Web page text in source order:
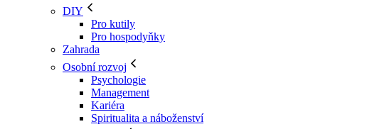
DIY
Pro kutily
Pro hospodyňky
Zahrada
Osobní rozvoj
Psychologie
Management
Kariéra
Spiritualita a náboženství